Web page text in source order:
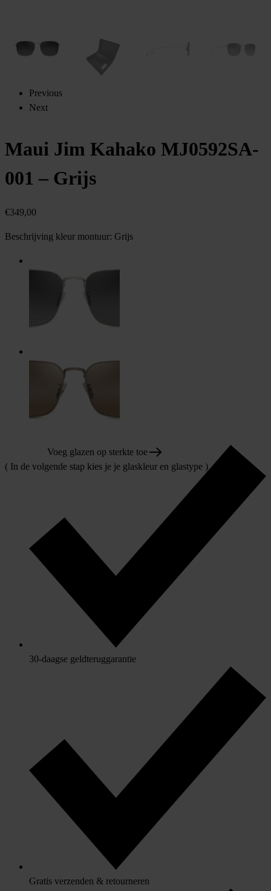
Previous
Next
Maui Jim Kahako MJ0592SA-
001 – Grijs
€349,00
Beschrijving kleur montuur: Grijs
Voeg glazen op sterkte toe
( In de volgende stap kies je je glaskleur en glastype )
30-daagse geldteruggarantie
Gratis verzenden & retourneren